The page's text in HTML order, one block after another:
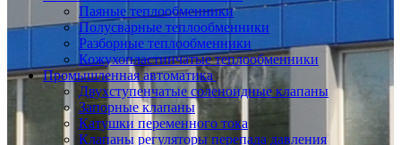
Паяные теплообменники
Полусварные теплообменники
Разборные теплообменники
Кожухопластинчатые теплообменники
Промышленная автоматика
Двухступенчатые соленоидные клапаны
Запорные клапаны
Катушки переменного тока
Клапаны регуляторы перепада давления